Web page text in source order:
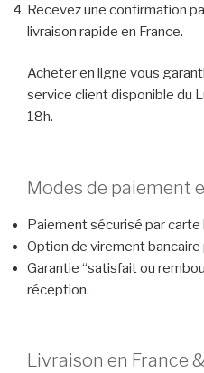
Recevez une confirmation
livraison rapide en France.
Acheter en ligne vous
service client disponible du
18h.
Modes de paiement
Paiement sécurisé par carte
Option de virement
Garantie “satisfait ou
réception.
Livraison en France